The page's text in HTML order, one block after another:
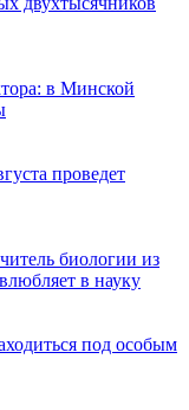
в Минской
проведет
биологии из
в науку
под особым